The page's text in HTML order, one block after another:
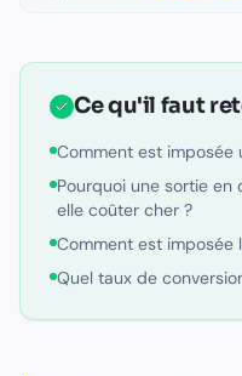
Ce qu'il faut
Comment est imposée
Pourquoi une sortie
elle coûter cher ?
Comment est imposée
Quel taux de